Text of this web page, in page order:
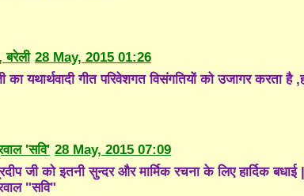
बरेली 28 May, 2015 01:26
का यथार्थवादी गीत परिवेशगत विसंगतियों को उजागर करता है
'सवि' 28 May, 2015 07:09
जी को इतनी सुन्दर और मार्मिक रचना के लिए हार्दिक बधाई |
"सवि"